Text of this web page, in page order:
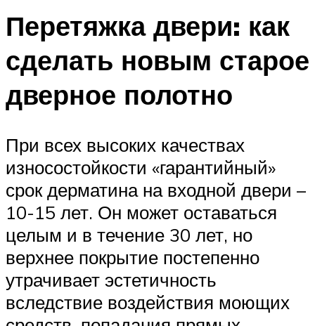
Перетяжка двери: как
сделать новым старое
дверное полотно
При всех высоких качествах
износостойкости «гарантийный»
срок дерматина на входной двери –
10-15 лет. Он может оставаться
целым и в течение 30 лет, но
верхнее покрытие постепенно
утрачивает эстетичность
вследствие воздействия моющих